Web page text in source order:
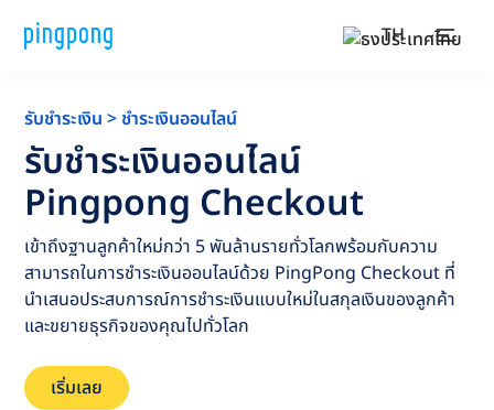
TH
รับชำระเงิน > ชำระเงินออนไลน์
รับชำระเงินออนไลน์
Pingpong Checkout
เข้าถึงฐานลูกค้าใหม่กว่า 5 พันล้านรายทั่วโลกพร้อมกับความ
สามารถในการชำระเงินออนไลน์ด้วย PingPong Checkout ที่
นำเสนอประสบการณ์การชำระเงินแบบใหม่ในสกุลเงินของลูกค้า
และขยายธุรกิจของคุณไปทั่วโลก
เริ่มเลย